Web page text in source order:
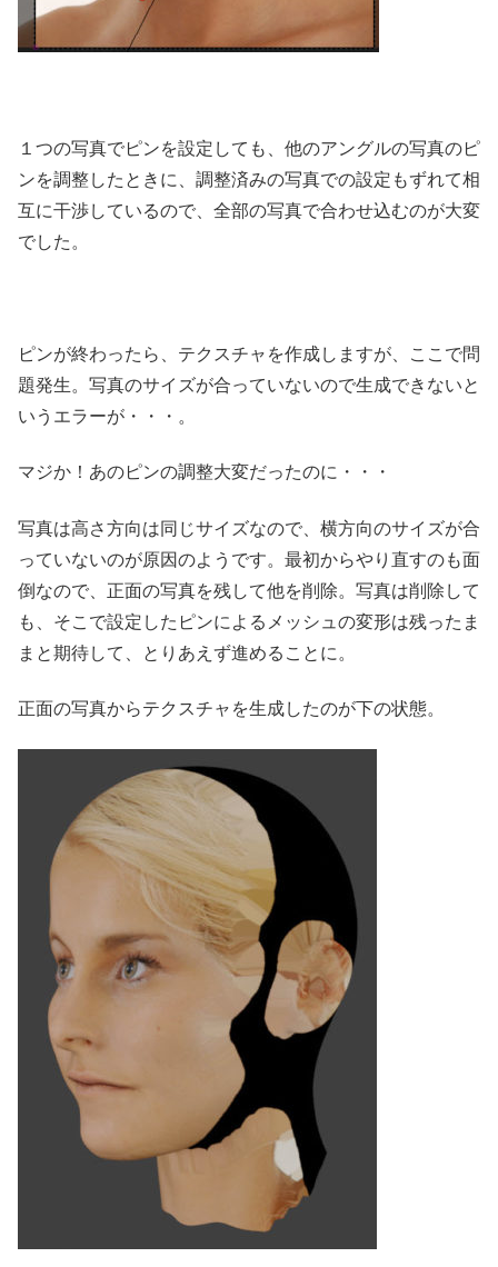
１つの写真でピンを設定しても、他のアングルの写真のピ
ンを調整したときに、調整済みの写真での設定もずれて相
互に干渉しているので、全部の写真で合わせ込むのが大変
でした。
ピンが終わったら、テクスチャを作成しますが、ここで問
題発生。写真のサイズが合っていないので生成できないと
いうエラーが・・・。
マジか！あのピンの調整大変だったのに・・・
写真は高さ方向は同じサイズなので、横方向のサイズが合
っていないのが原因のようです。最初からやり直すのも面
倒なので、正面の写真を残して他を削除。写真は削除して
も、そこで設定したピンによるメッシュの変形は残ったま
まと期待して、とりあえず進めることに。
正面の写真からテクスチャを生成したのが下の状態。